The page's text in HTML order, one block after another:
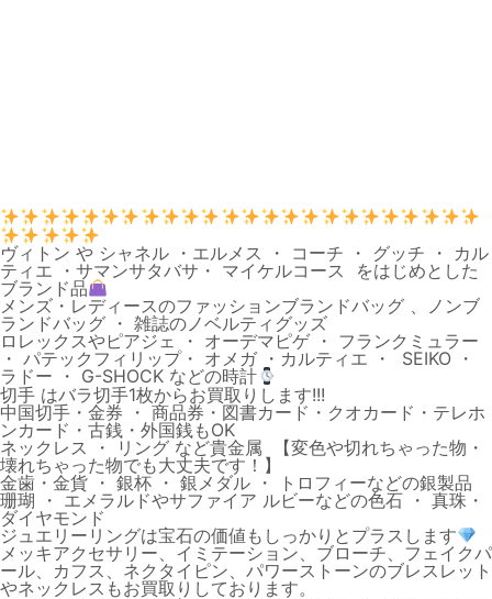
ヴィトン や シャネル ・エルメス ・ コーチ ・ グッチ ・ カル
ティエ ・サマンサタバサ・ マイケルコース をはじめとした
ブランド品
メンズ・レディースのファッションブランドバッグ 、ノンブ
ランドバッグ ・ 雑誌のノベルティグッズ
ロレックスやピアジェ ・ オーデマピゲ ・ フランクミュラー
・ パテックフィリップ・ オメガ ・カルティエ ・ SEIKO ・
ラドー ・ G-SHOCK などの時計
切手 はバラ切手1枚からお買取りします!!!
中国切手・金券 ・ 商品券・図書カード・クオカード・テレホ
ンカード・古銭・外国銭もOK
ネックレス ・ リング など貴金属 【変色や切れちゃった物・
壊れちゃった物でも大丈夫です！】
金歯・金貨 ・ 銀杯 ・ 銀メダル ・ トロフィーなどの銀製品
珊瑚 ・ エメラルドやサファイア ルビーなどの色石 ・ 真珠・
ダイヤモンド
ジュエリーリングは宝石の価値もしっかりとプラスします
メッキアクセサリー、イミテーション、ブローチ、フェイクパ
ール、カフス、ネクタイピン、パワーストーンのブレスレット
やネックレスもお買取りしております。